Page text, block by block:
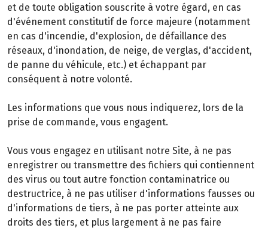
et de toute obligation souscrite à votre égard, en cas
d'événement constitutif de force majeure (notamment
en cas d'incendie, d'explosion, de défaillance des
réseaux, d'inondation, de neige, de verglas, d'accident,
de panne du véhicule, etc.) et échappant par
conséquent à notre volonté.
Les informations que vous nous indiquerez, lors de la
prise de commande, vous engagent.
Vous vous engagez en utilisant notre Site, à ne pas
enregistrer ou transmettre des fichiers qui contiennent
des virus ou tout autre fonction contaminatrice ou
destructrice, à ne pas utiliser d'informations fausses ou
d'informations de tiers, à ne pas porter atteinte aux
droits des tiers, et plus largement à ne pas faire